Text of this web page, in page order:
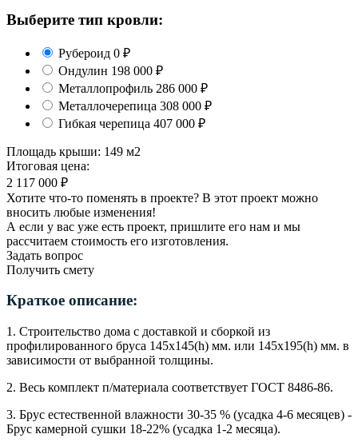
Выберите тип кровли:
Рубероид 0 ₽
Ондулин 198 000 ₽
Металлопрофиль 286 000 ₽
Металлочерепица 308 000 ₽
Гибкая черепица 407 000 ₽
Площадь крыши: 149 м2
Итоговая цена:
2 117 000 ₽
Хотите что-то поменять в проекте? В этот проект можно
вносить любые изменения!
А если у вас уже есть проект, пришлите его нам и мы
рассчитаем стоимость его изготовления.
Задать вопрос
Получить смету
Краткое описание:
1. Строительство дома с доставкой и сборкой из
профилированного бруса 145х145(h) мм. или 145х195(h) мм. в
зависимости от выбранной толщины.
2. Весь комплект п/материала соответствует ГОСТ 8486-86.
3. Брус естественной влажности 30-35 % (усадка 4-6 месяцев) -
Брус камерной сушки 18-22% (усадка 1-2 месяца).